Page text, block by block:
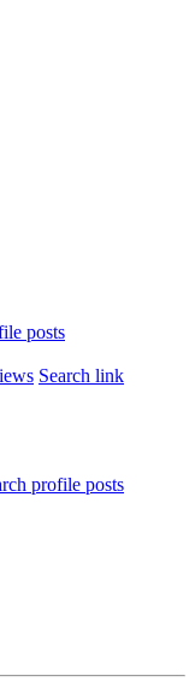
posts
Search link
profile posts